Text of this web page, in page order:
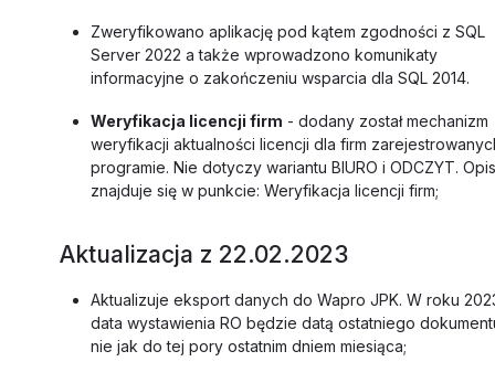
Zweryfikowano aplikację pod kątem zgodności z SQL
Server 2022 a także wprowadzono komunikaty
informacyjne o zakończeniu wsparcia dla SQL 2014.
Weryfikacja licencji firm - dodany został mechanizm
weryfikacji aktualności licencji dla firm
programie. Nie dotyczy wariantu BIURO i ODCZYT. Opis
znajduje się w punkcie: Weryfikacja licencji firm;
Aktualizacja z 22.02.2023
Aktualizuje eksport danych do Wapro JPK. W roku
data wystawienia RO będzie datą ostatniego
nie jak do tej pory ostatnim dniem miesiąca;